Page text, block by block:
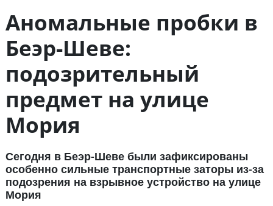
Аномальные пробки в
Беэр-Шеве:
подозрительный
предмет на улице
Мория
Сегодня в Беэр-Шеве были зафиксированы
особенно сильные транспортные заторы из-за
подозрения на взрывное устройство на улице
Мория